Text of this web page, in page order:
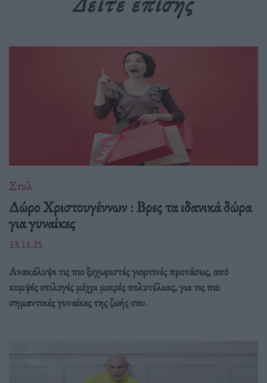
Στυλ
Δώρο Χριστουγέννων : Βρες τα ιδανικά δώρα
για γυναίκες
13.11.25
Ανακάλυψε τις πιο ξεχωριστές γιορτινές προτάσεις, από
κομψές επιλογές μέχρι μικρές πολυτέλειες, για τις πιο
σημαντικές γυναίκες της ζωής σου.